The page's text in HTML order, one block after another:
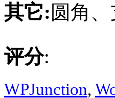
其它:圆角
评分:
WPJunction,